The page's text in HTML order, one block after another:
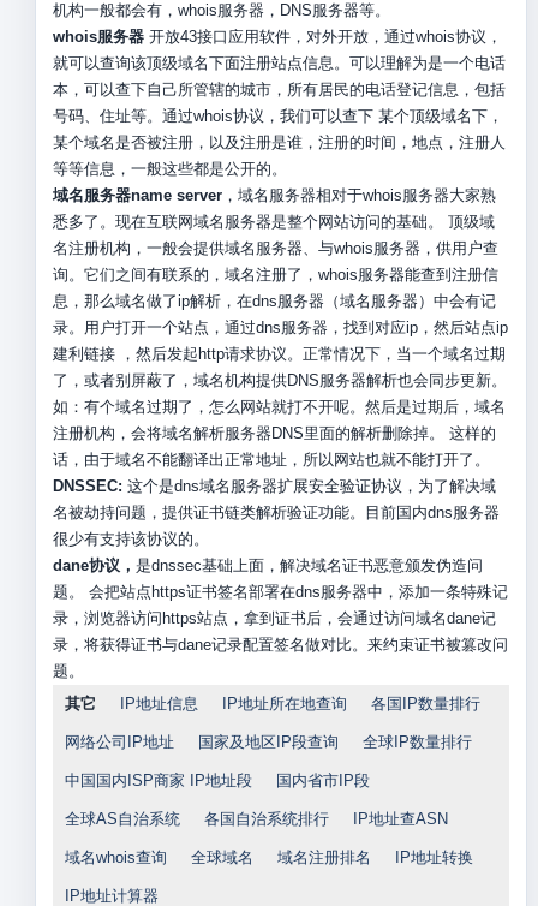
机构一般都会有，whois服务器，DNS服务器等。
whois服务器开放43接口应用软件，对外开放，通过whois协议，
就可以查询该顶级域名下面注册站点信息。可以理解为是一个电话
本，可以查下自己所管辖的城市，所有居民的电话登记信息，包括
号码、住址等。通过whois协议，我们可以查下 某个顶级域名下，
某个域名是否被注册，以及注册是谁，注册的时间，地点，注册人
等等信息，一般这些都是公开的。
域名服务器name server，域名服务器相对于whois服务器大家熟
悉多了。现在互联网域名服务器是整个网站访问的基础。 顶级域
名注册机构，一般会提供域名服务器、与whois服务器，供用户查
询。它们之间有联系的，域名注册了，whois服务器能查到注册信
息，那么域名做了ip解析，在dns服务器（域名服务器）中会有记
录。用户打开一个站点，通过dns服务器，找到对应ip，然后站点ip
建利链接 ，然后发起http请求协议。正常情况下，当一个域名过期
了，或者别屏蔽了，域名机构提供DNS服务器解析也会同步更新。
如：有个域名过期了，怎么网站就打不开呢。然后是过期后，域名
注册机构，会将域名解析服务器DNS里面的解析删除掉。 这样的
话，由于域名不能翻译出正常地址，所以网站也就不能打开了。
DNSSEC: 这个是dns域名服务器扩展安全验证协议，为了解决域
名被劫持问题，提供证书链类解析验证功能。目前国内dns服务器
很少有支持该协议的。
dane协议， 是dnssec基础上面，解决域名证书恶意颁发伪造问
题。 会把站点https证书签名部署在dns服务器中，添加一条特殊记
录，浏览器访问https站点，拿到证书后，会通过访问域名dane记
录，将获得证书与dane记录配置签名做对比。来约束证书被篡改问
题。
其它
IP地址信息 IP地址所在地查询 各国IP数量排行
网络公司IP地址 国家及地区IP段查询 全球IP数量排行
中国国内ISP商家 IP地址段 国内省市IP段
全球AS自治系统 各国自治系统排行 IP地址查ASN
域名whois查询 全球域名 域名注册排名 IP地址转换
IP地址计算器